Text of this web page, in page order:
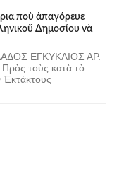
ποὺ ἀπαγόρευε
Δημοσίου νὰ
ΕΓΚΥΚΛΙΟΣ ΑΡ.
τοὺς κατὰ τὸ
Ἐκτάκτους